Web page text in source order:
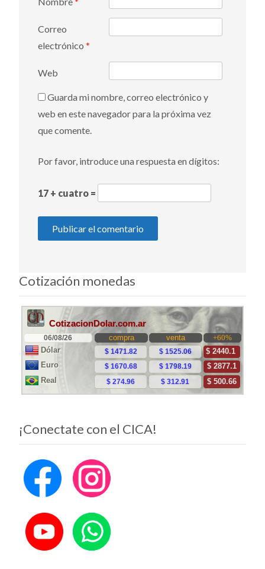
Correo
electrónico *
Web
Guarda mi nombre, correo electrónico y
web en este navegador para la próxima vez
que comente.
Por favor, introduce una respuesta en dígitos:
17 + cuatro =
Cotización monedas
¡Conectate con el CICA!